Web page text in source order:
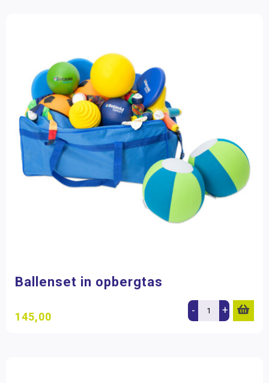
Ballenset in opbergtas
145,00 - +